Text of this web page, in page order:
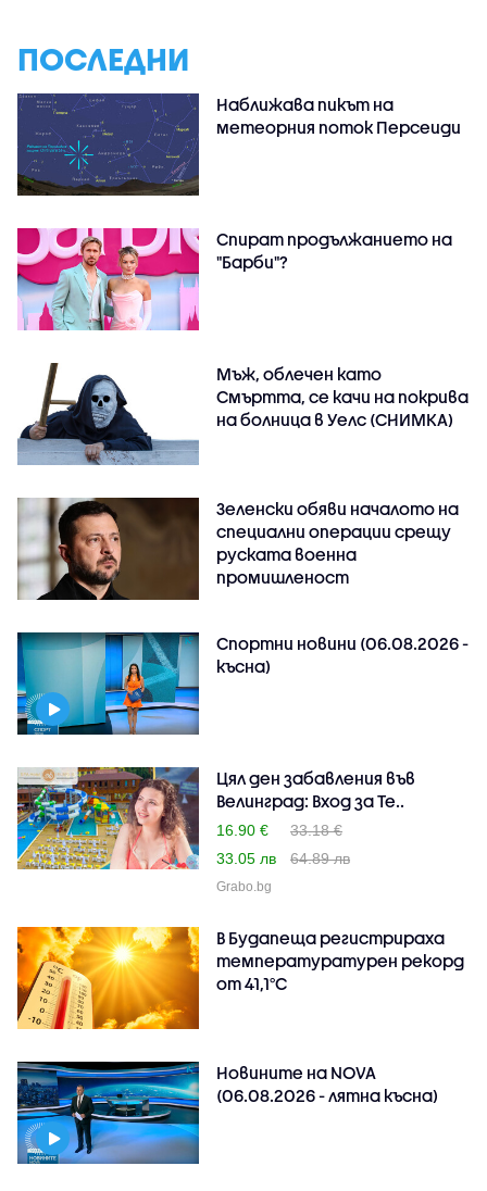
ПОСЛЕДНИ
Наближава пикът на
метеорния поток Персеиди
Спират продължанието на
"Барби"?
Мъж, облечен като
Смъртта, се качи на покрива
на болница в Уелс (СНИМКА)
Зеленски обяви началото на
специални операции срещу
руската военна
промишленост
Спортни новини (06.08.2026 -
късна)
Цял ден забавления във
Велинград: Вход за Те..
16.90 €
33.18 €
33.05 лв
64.89 лв
Grabo.bg
В Будапеща регистрираха
температуратурен рекорд
от 41,1°C
Новините на NOVA
(06.08.2026 - лятна късна)